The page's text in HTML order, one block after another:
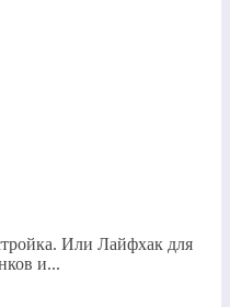
Или Лайфхак для
и...